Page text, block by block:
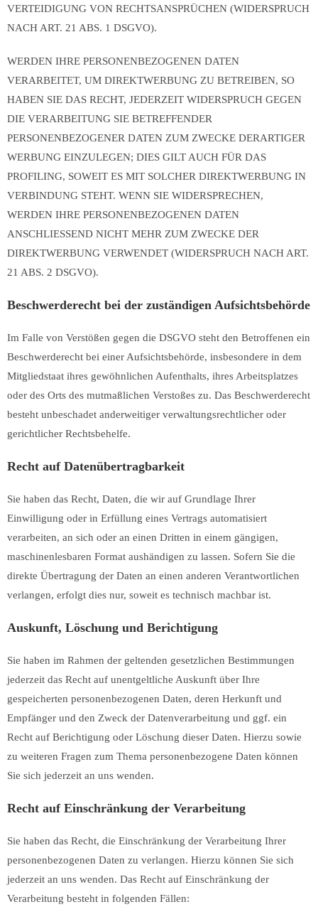
VERTEIDIGUNG VON RECHTSANSPRÜCHEN (WIDERSPRUCH
NACH ART. 21 ABS. 1 DSGVO).
WERDEN IHRE PERSONENBEZOGENEN DATEN
VERARBEITET, UM DIREKTWERBUNG ZU BETREIBEN, SO
HABEN SIE DAS RECHT, JEDERZEIT WIDERSPRUCH GEGEN
DIE VERARBEITUNG SIE BETREFFENDER
PERSONENBEZOGENER DATEN ZUM ZWECKE DERARTIGER
WERBUNG EINZULEGEN; DIES GILT AUCH FÜR DAS
PROFILING, SOWEIT ES MIT SOLCHER DIREKTWERBUNG IN
VERBINDUNG STEHT. WENN SIE WIDERSPRECHEN,
WERDEN IHRE PERSONENBEZOGENEN DATEN
ANSCHLIESSEND NICHT MEHR ZUM ZWECKE DER
DIREKTWERBUNG VERWENDET (WIDERSPRUCH NACH ART.
21 ABS. 2 DSGVO).
Beschwerde­recht bei der zuständigen Aufsichts­behörde
Im Falle von Verstößen gegen die DSGVO steht den Betroffenen ein
Beschwerderecht bei einer Aufsichtsbehörde, insbesondere in dem
Mitgliedstaat ihres gewöhnlichen Aufenthalts, ihres Arbeitsplatzes
oder des Orts des mutmaßlichen Verstoßes zu. Das Beschwerderecht
besteht unbeschadet anderweitiger verwaltungsrechtlicher oder
gerichtlicher Rechtsbehelfe.
Recht auf Daten­übertrag­barkeit
Sie haben das Recht, Daten, die wir auf Grundlage Ihrer
Einwilligung oder in Erfüllung eines Vertrags automatisiert
verarbeiten, an sich oder an einen Dritten in einem gängigen,
maschinenlesbaren Format aushändigen zu lassen. Sofern Sie die
direkte Übertragung der Daten an einen anderen Verantwortlichen
verlangen, erfolgt dies nur, soweit es technisch machbar ist.
Auskunft, Löschung und Berichtigung
Sie haben im Rahmen der geltenden gesetzlichen Bestimmungen
jederzeit das Recht auf unentgeltliche Auskunft über Ihre
gespeicherten personenbezogenen Daten, deren Herkunft und
Empfänger und den Zweck der Datenverarbeitung und ggf. ein
Recht auf Berichtigung oder Löschung dieser Daten. Hierzu sowie
zu weiteren Fragen zum Thema personenbezogene Daten können
Sie sich jederzeit an uns wenden.
Recht auf Einschränkung der Verarbeitung
Sie haben das Recht, die Einschränkung der Verarbeitung Ihrer
personenbezogenen Daten zu verlangen. Hierzu können Sie sich
jederzeit an uns wenden. Das Recht auf Einschränkung der
Verarbeitung besteht in folgenden Fällen: